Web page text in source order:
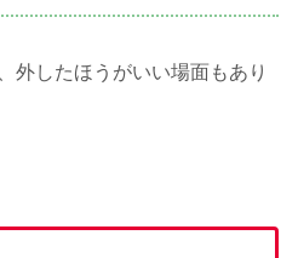
外したほうがいい場面もあり